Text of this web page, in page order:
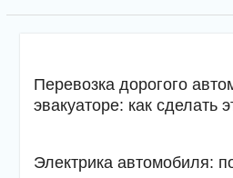
Перевозка дорогого
эвакуаторе: как сделать
Электрика автомобиля: